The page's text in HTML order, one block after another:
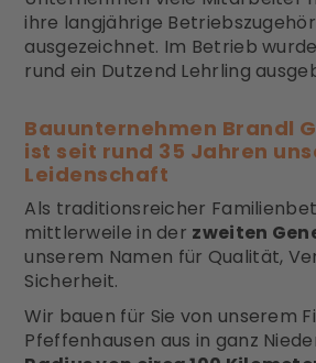
ihre langjährige
ausgezeichnet. Im Betrieb
rund ein Dutzend Lehrling
Bauunternehmen Brandl
ist seit rund 35 Jahren
Leidenschaft
Als traditionsreicher
mittlerweile in der zweiten
unserem Namen für Qualität,
Sicherheit.
Wir bauen für Sie von unserem
Pfeffenhausen aus in ganz